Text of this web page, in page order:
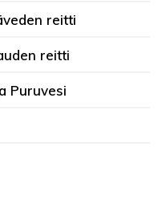
reitti
reitti
Puruvesi